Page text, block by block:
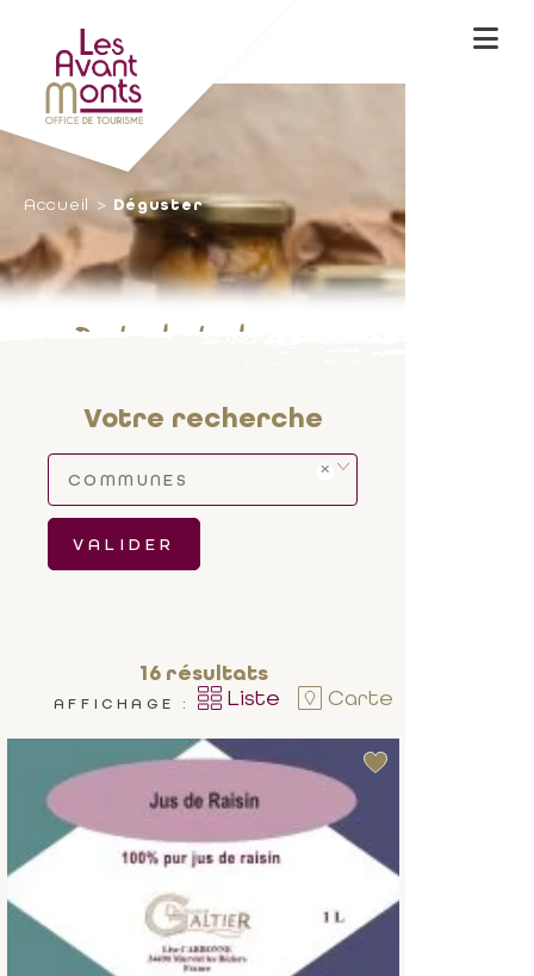
Accueil Déguster
Votre recherche
COMMUNES
VALIDER
16résultats
AFFICHAGE : Liste Carte